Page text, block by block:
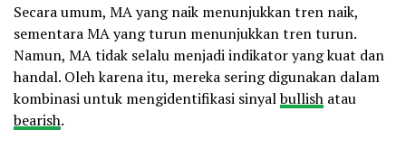
Secara umum, MA yang naik menunjukkan tren naik,
sementara MA yang turun menunjukkan tren turun.
Namun, MA tidak selalu menjadi indikator yang kuat dan
handal. Oleh karena itu, mereka sering digunakan dalam
kombinasi untuk mengidentifikasi sinyalbullish atau
bearish.